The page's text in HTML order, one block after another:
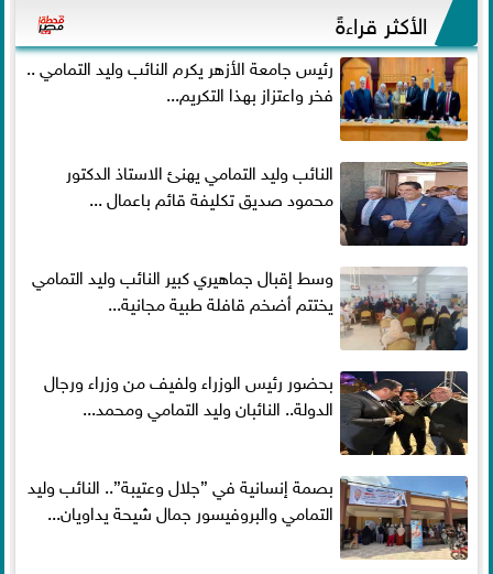
الأكثر قراءةً
رئيس جامعة الأزهر يكرم النائب وليد التمامي ..
فخر واعتزاز بهذا التكريم...
النائب وليد التمامي يهنئ الاستاذ الدكتور
محمود صديق تكليفة قائم باعمال ...
وسط إقبال جماهيري كبير النائب وليد التمامي
يختتم أضخم قافلة طبية مجانية...
بحضور رئيس الوزراء ولفيف من وزراء ورجال
الدولة.. النائبان وليد التمامي ومحمد...
بصمة إنسانية في ”جلال وعتيبة”.. النائب وليد
التمامي والبروفيسور جمال شيحة يداويان...